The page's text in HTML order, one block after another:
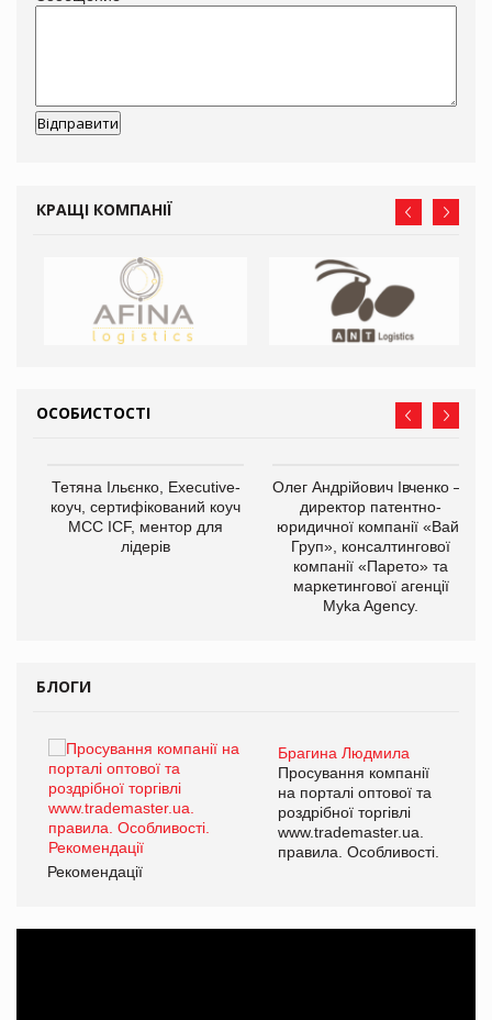
КРАЩІ КОМПАНІЇ
ОСОБИСТОСТІ
Тетяна Ільєнко, Executive-
коуч, сертифікований коуч
МСС ICF, ментор для
лідерів
Олег Андрійович Івченко —
директор патентно-
юридичної компанії «Вайз
Груп», консалтингової
компанії «Парето» та
маркетингової агенції
Myka Agency.
БЛОГИ
Брагина Людмила
Просування компанії
на порталі оптової та
роздрібної торгівлі
www.trademaster.ua.
правила. Особливості.
Рекомендації